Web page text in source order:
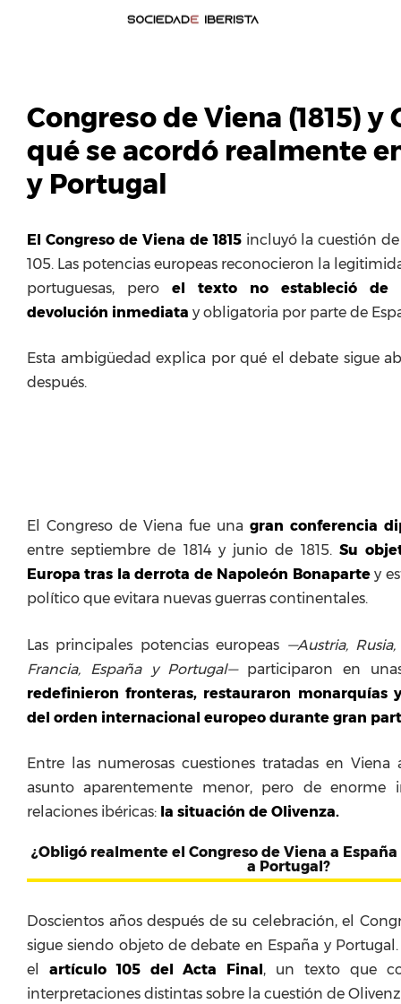
Congreso de Viena (1815) y
qué se acordó realmente
y Portugal
El Congreso de Viena de 1815incluyó la cuestión
105. Las potencias europeas reconocieron la
portuguesas, pero el texto no estableció de
devolución inmediata y obligatoria por parte de
Esta ambigüedad explica por qué el debate sigue
después.
El Congreso de Viena fue unagran conferencia
entre septiembre de 1814 y junio de 1815. Su
Europa tras la derrota de Napoleón Bonapartey
político que evitara nuevas guerras continentales.
Las principales potencias europeas —Austria,
Francia, España y Portugal—participaron en
redefinieron fronteras, restauraron monarquías
del orden internacional europeo durante gran
Entre las numerosas cuestiones tratadas en
asunto aparentemente menor, pero de enorme
relaciones ibéricas: la situación de Olivenza.
¿Obligó realmente el Congreso de Viena a
a Portugal?
Doscientos años después de su celebración, el
sigue siendo objeto de debate en España y
el artículo 105 del Acta Final , un texto que
interpretaciones distintas sobre la cuestión de